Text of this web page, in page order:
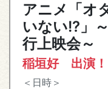
アニメ「オ
いない!?」
行上映会～
稲垣好 出演！
＜日時＞